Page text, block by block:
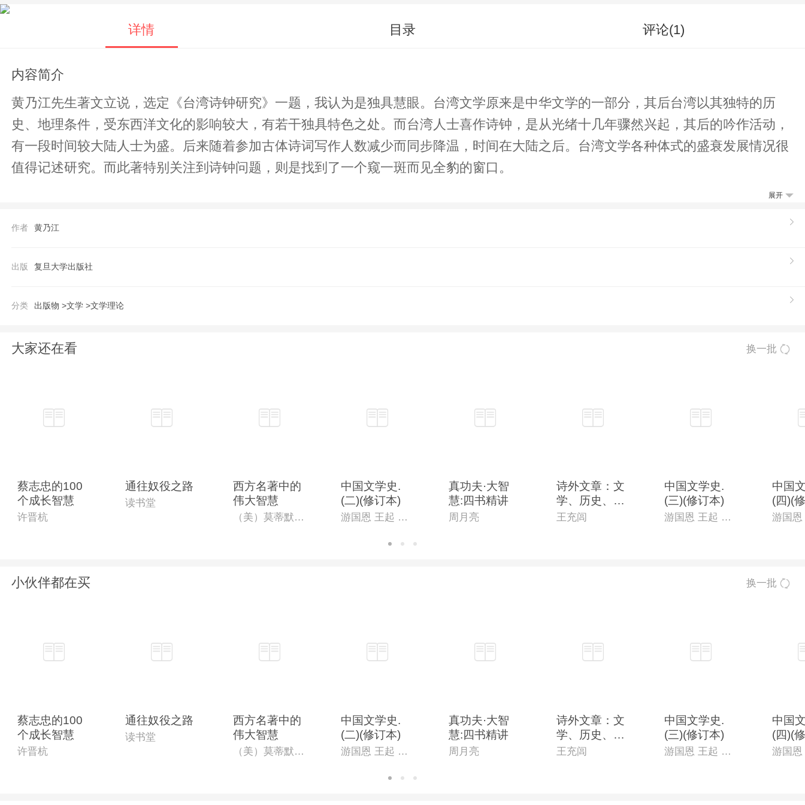
详情 目录 评论(1)
内容简介
黄乃江先生著文立说，选定《台湾诗钟研究》一题，我认为是独具慧眼。台湾文学原来是中华文学的一部分，其后台湾以其独特的历
史、地理条件，受东西洋文化的影响较大，有若干独具特色之处。而台湾人士喜作诗钟，是从光绪十几年骤然兴起，其后的吟作活动，
有一段时间较大陆人士为盛。后来随着参加古体诗词写作人数减少而同步降温，时间在大陆之后。台湾文学各种体式的盛衰发展情况很
值得记述研究。而此著特别关注到诗钟问题，则是找到了一个窥一斑而见全豹的窗口。
展开
作者 黄乃江
出版 复旦大学出版社
分类 出版物 >文学 >文学理论
大家还在看 换一批
蔡志忠的100
个成长智慧
许晋杭
通往奴役之路
读书堂
西方名著中的
伟大智慧
（美）莫蒂默・阿德勒（著）,王月瑞（译）
中国文学史.
(二)(修订本)
游国恩 王起 萧涤非 季镇淮 等主编
真功夫·大智
慧:四书精讲
周月亮
诗外文章：文
学、历史、哲
学的对话：全
王充闾
中国文学史.
(三)(修订本)
游国恩 王起 萧涤非 季镇淮 等主编
中国
(四)(
小伙伴都在买 换一批
蔡志忠的100
个成长智慧
许晋杭
通往奴役之路
读书堂
西方名著中的
伟大智慧
（美）莫蒂默・阿德勒（著）,王月瑞（译）
中国文学史.
(二)(修订本)
游国恩 王起 萧涤非 季镇淮 等主编
真功夫·大智
慧:四书精讲
周月亮
诗外文章：文
学、历史、哲
学的对话：全
王充闾
中国文学史.
(三)(修订本)
游国恩 王起 萧涤非 季镇淮 等主编
中国
(四)(